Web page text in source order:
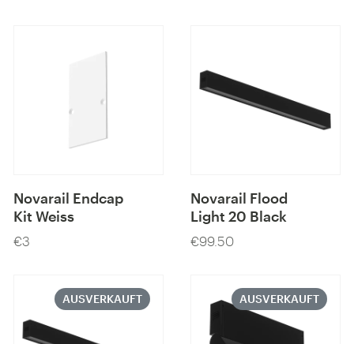
Novarail Endcap
Kit Weiss
Preis
€3
Novarail Flood
Light 20 Black
Preis
€99.50
AUSVERKAUFT AUSVERKAUFT